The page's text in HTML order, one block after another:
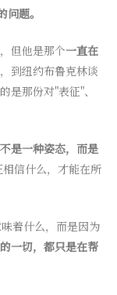
题。
但他是那个一直在
到纽约布鲁克林谈
是那份对"表征"、
是一种姿态，而是
信什么，才能在所
着什么，而是因为
一切，都只是在帮